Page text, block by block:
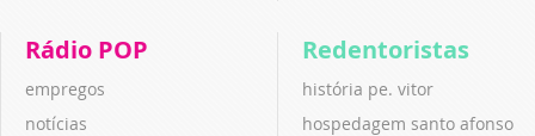
Rádio POP
empregos
notícias
Redentoristas
história pe. vitor
hospedagem santo afonso